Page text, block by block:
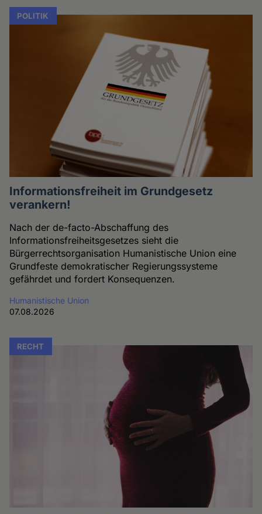
POLITIK
Informationsfreiheit im Grundgesetz
verankern!
Nach der de-facto-Abschaffung des
Informationsfreiheitsgesetzes sieht die
Bürgerrechtsorganisation Humanistische Union eine
Grundfeste demokratischer Regierungssysteme
gefährdet und fordert Konsequenzen.
Humanistische Union
07.08.2026
RECHT